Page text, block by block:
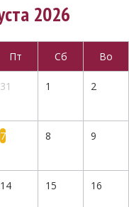
2026
Пт Сб Во
31 1 2
7 8 9
14 15 16